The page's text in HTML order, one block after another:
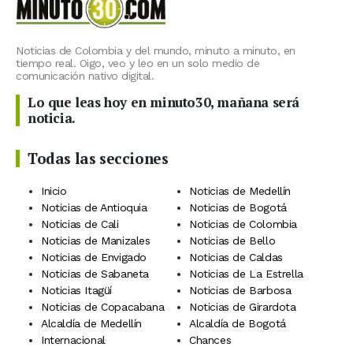
Noticias de Colombia y del mundo, minuto a minuto, en
tiempo real. Oigo, veo y leo en un solo medio de
comunicación nativo digital.
Lo que leas hoy en minuto30, mañana será
noticia.
Todas las secciones
Inicio
Noticias de Medellín
Noticias de Antioquia
Noticias de Bogotá
Noticias de Cali
Noticias de Colombia
Noticias de Manizales
Noticias de Bello
Noticias de Envigado
Noticias de Caldas
Noticias de Sabaneta
Noticias de La Estrella
Noticias Itagüí
Noticias de Barbosa
Noticias de Copacabana
Noticias de Girardota
Alcaldía de Medellín
Alcaldía de Bogotá
Internacional
Chances